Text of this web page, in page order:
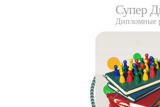
Супер
Дипломные